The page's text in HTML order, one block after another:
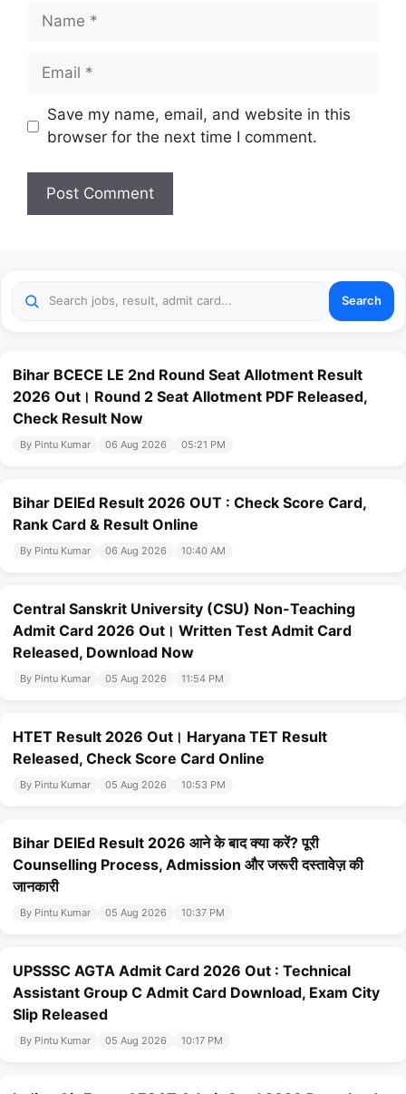
Name
Email
Website
Save my name, email, and website in this
browser for the next time I comment.
Search
Bihar BCECE LE 2nd Round Seat Allotment Result
2026 Out। Round 2 Seat Allotment PDF Released,
Check Result Now
By Pintu Kumar 06 Aug 2026 05:21 PM
Bihar DElEd Result 2026 OUT : Check Score Card,
Rank Card & Result Online
By Pintu Kumar 06 Aug 2026 10:40 AM
Central Sanskrit University (CSU) Non-Teaching
Admit Card 2026 Out। Written Test Admit Card
Released, Download Now
By Pintu Kumar 05 Aug 2026 11:54 PM
HTET Result 2026 Out। Haryana TET Result
Released, Check Score Card Online
By Pintu Kumar 05 Aug 2026 10:53 PM
Bihar DElEd Result 2026 आने के बाद क्या करें? पूरी
Counselling Process, Admission और जरूरी दस्तावेज़ की
जानकारी
By Pintu Kumar 05 Aug 2026 10:37 PM
UPSSSC AGTA Admit Card 2026 Out : Technical
Assistant Group C Admit Card Download, Exam City
Slip Released
By Pintu Kumar 05 Aug 2026 10:17 PM